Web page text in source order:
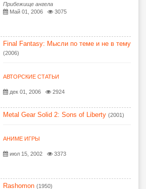
Прибежище ангела
Май 01, 2006
3075
Final Fantasy: Мысли по теме и не в тему
(2006)
АВТОРСКИЕ СТАТЬИ
дек 01, 2006 2924
Metal Gear Solid 2: Sons of Liberty (2001)
АНИМЕ ИГРЫ
июл 15, 2002 3373
Rashomon (1950)